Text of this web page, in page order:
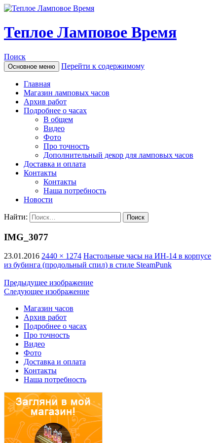
Теплое Ламповое Время
Поиск
Основное меню Перейти к содержимому
Главная
Магазин ламповых часов
Архив работ
Подробнее о часах
В общем
Видео
Фото
Про точность
Дополнительный декор для ламповых часов
Доставка и оплата
Контакты
Контакты
Наша потребность
Новости
Найти:
IMG_3077
23.01.2016 2440 × 1274 Настольные часы на ИН-14 в корпусе
из бубинга (продольный спил) в стиле SteamPunk
Предыдущее изображение
Следующее изображение
Магазин часов
Архив работ
Подробнее о часах
Про точность
Видео
Фото
Доставка и оплата
Контакты
Наша потребность